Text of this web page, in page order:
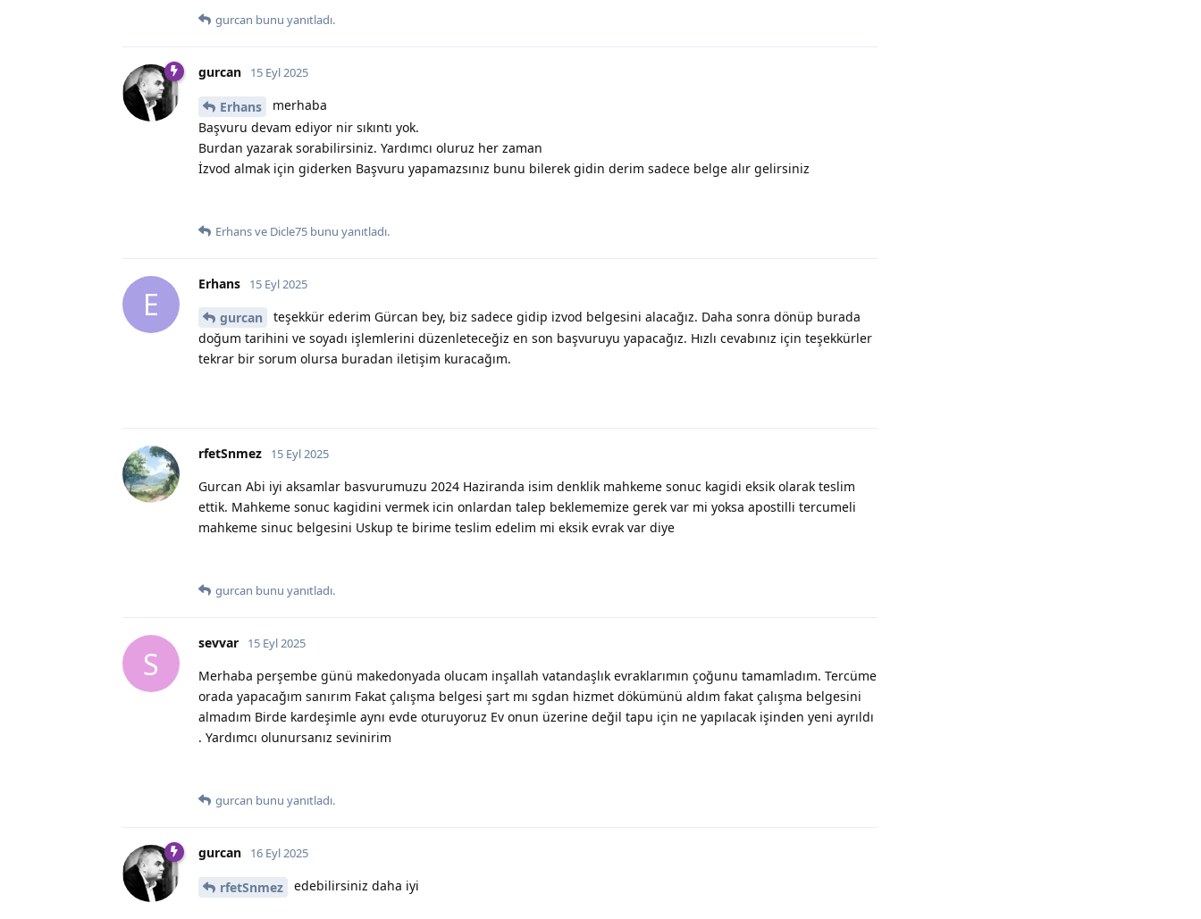
gurcan bunu yanıtladı.
gurcan 15 Eyl 2025
Erhans
merhaba
Başvuru devam ediyor nir sıkıntı yok.
Burdan yazarak sorabilirsiniz. Yardımcı oluruz her zaman
İzvod almak için giderken Başvuru yapamazsınız bunu bilerek gidin derim sadece belge alır gelirsiniz
Erhansve Dicle75 bunu yanıtladı.
E
Erhans 15 Eyl 2025
gurcan
teşekkür ederim Gürcan bey, biz sadece gidip izvod belgesini alacağız. Daha sonra dönüp burada
doğum tarihini ve soyadı işlemlerini düzenleteceğiz en son başvuruyu yapacağız. Hızlı cevabınız için teşekkürler
tekrar bir sorum olursa buradan iletişim kuracağım.
rfetSnmez 15 Eyl 2025
Gurcan Abi iyi aksamlar basvurumuzu 2024 Haziranda isim denklik mahkeme sonuc kagidi eksik olarak teslim
ettik. Mahkeme sonuc kagidini vermek icin onlardan talep beklememize gerek var mi yoksa apostilli tercumeli
mahkeme sinuc belgesini Uskup te birime teslim edelim mi eksik evrak var diye
gurcan bunu yanıtladı.
S
sevvar 15 Eyl 2025
Merhaba perşembe günü makedonyada olucam inşallah vatandaşlık evraklarımın çoğunu tamamladım. Tercüme
orada yapacağım sanırım Fakat çalışma belgesi şart mı sgdan hizmet dökümünü aldım fakat çalışma belgesini
almadım Birde kardeşimle aynı evde oturuyoruz Ev onun üzerine değil tapu için ne yapılacak işinden yeni ayrıldı
. Yardımcı olunursanız sevinirim
gurcan bunu yanıtladı.
gurcan 16 Eyl 2025
rfetSnmez edebilirsiniz daha iyi